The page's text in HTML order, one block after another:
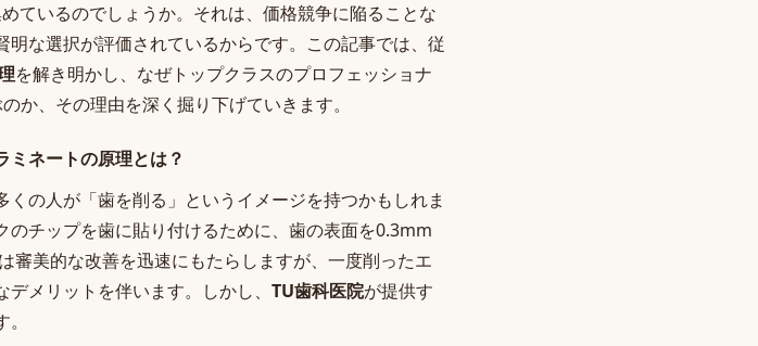
ているのでしょうか。それは、価格競争に陥ることな
な選択が評価されているからです。この記事では、従
を解き明かし、なぜトップクラスのプロフェッショナ
か、その理由を深く掘り下げていきます。
ミネートの原理とは？
の人が「歯を削る」というイメージを持つかもしれま
チップを歯に貼り付けるために、歯の表面を0.3mm
美的な改善を迅速にもたらしますが、一度削ったエ
メリットを伴います。しかし、 TU歯科医院が提供す